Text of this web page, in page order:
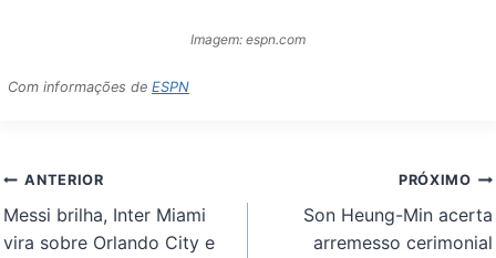
Imagem: espn.com
Com informações deESPN
Navegação
de
Post
ANTERIOR
Messi brilha, Inter Miami
vira sobre Orlando City e
PRÓXIMO
Son Heung-Min acerta
arremesso cerimonial